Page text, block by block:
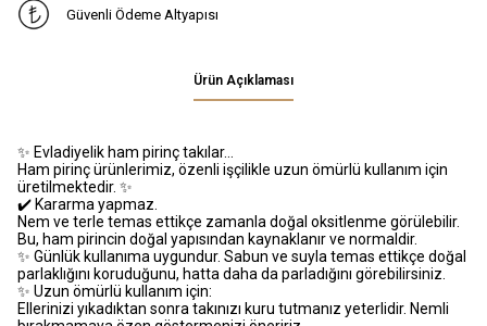
Güvenli Ödeme Altyapısı
Ürün Açıklaması
✨ Evladiyelik ham pirinç takılar…
Ham pirinç ürünlerimiz, özenli işçilikle uzun ömürlü kullanım için
üretilmektedir. ✨
✔️ Kararma yapmaz.
Nem ve terle temas ettikçe zamanla doğal oksitlenme görülebilir.
Bu, ham pirincin doğal yapısından kaynaklanır ve normaldir.
✨ Günlük kullanıma uygundur. Sabun ve suyla temas ettikçe doğal
parlaklığını koruduğunu, hatta daha da parladığını görebilirsiniz.
✨ Uzun ömürlü kullanım için:
Ellerinizi yıkadıktan sonra takınızı kuru tutmanız yeterlidir. Nemli